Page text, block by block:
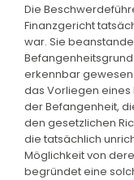
Die
Finanzgericht
war. Sie
erkennbar
das Vorliegen
der Befangenheit,
den gesetzlichen
die tatsächlich
Möglichkeit von
begründet eine